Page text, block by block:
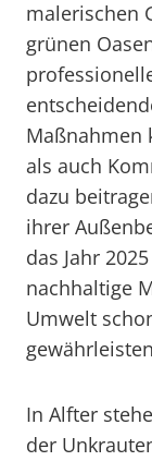
malerischen
grünen
Maßnahmen
als auch
dazu
ihrer
das Jahr
nachhaltige
Umwelt
In Alfter
der